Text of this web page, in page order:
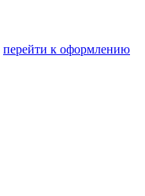
перейти к оформлению